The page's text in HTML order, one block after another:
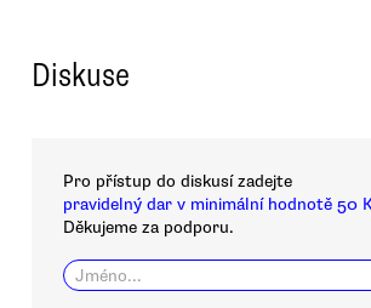
Diskuse
Pro přístup do diskusí zadejte
pravidelný dar v minimální hodnotě 50
Děkujeme za podporu.